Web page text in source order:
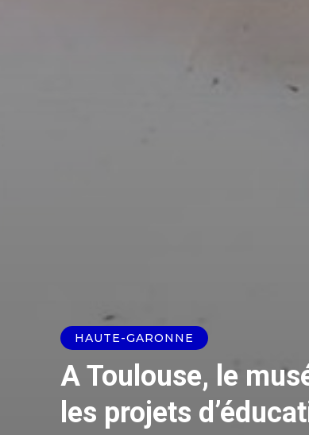
HAUTE-GARONNE
A Toulouse, le
les projets